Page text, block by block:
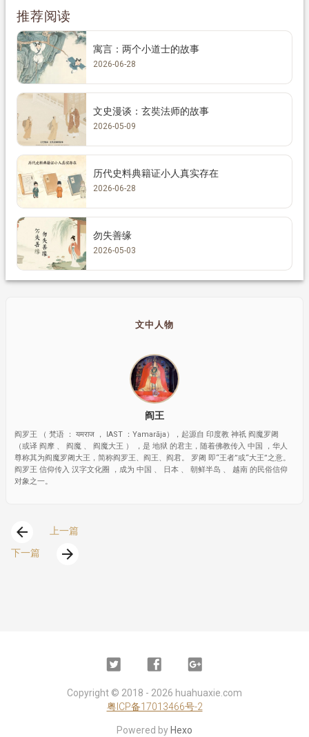
推荐阅读
寓言：两个小道士的故事
2026-06-28
文史漫谈：玄奘法师的故事
2026-05-09
历代史料典籍证小人真实存在
2026-06-28
勿失善缘
2026-05-03
文中人物
阎王
阎罗王 （ 梵语 ： यमराज ， IAST ：Yamarāja），起源自 印度教 神祇 阎魔罗阇
（或译 阎摩 、 阎魔 、 阎魔大王 ） ，是 地狱 的君主，随着佛教传入 中国 ，华人
尊称其为阎魔罗阇大王，简称阎罗王、阎王、阎君。 罗阇 即“王者”或“大王”之意。
阎罗王 信仰传入 汉字文化圈 ，成为 中国 、 日本 、 朝鲜半岛 、 越南 的民俗信仰
对象之一。
arrow_back
上一篇
下一篇
arrow_forward
Twitter FacebookGoogle
Copyright © 2018 - 2026 huahuaxie.com
粤ICP备17013466号-2
Powered by Hexo